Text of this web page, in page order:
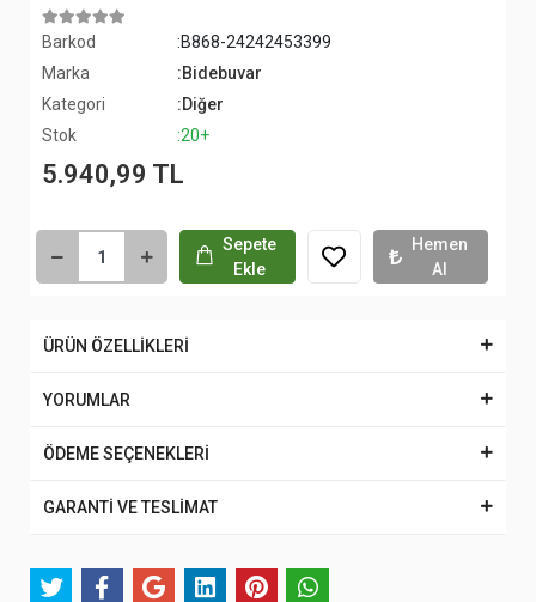
Barkod
:B868-24242453399
Marka
:Bidebuvar
Kategori
:Diğer
Stok
:20+
5.940,99 TL
Sepete
Ekle
Hemen
Al
ÜRÜN ÖZELLİKLERİ
YORUMLAR
ÖDEME SEÇENEKLERİ
GARANTİ VE TESLİMAT